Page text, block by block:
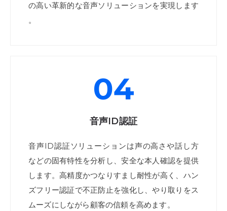
の高い革新的な音声ソリューションを実現します
。
04
音声ID認証
音声ID認証ソリューションは声の高さや話し方
などの固有特性を分析し、安全な本人確認を提供
します。高精度かつなりすまし耐性が高く、ハン
ズフリー認証で不正防止を強化し、やり取りをス
ムーズにしながら顧客の信頼を高めます。